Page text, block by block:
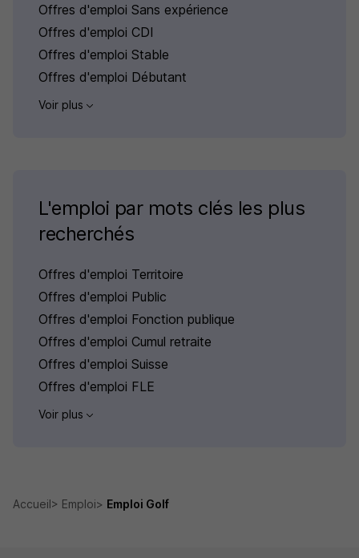
Offres d'emploi Sans expérience
Offres d'emploi CDI
Offres d'emploi Stable
Offres d'emploi Débutant
Voir plus
L'emploi par mots clés les plus
recherchés
Offres d'emploi Territoire
Offres d'emploi Public
Offres d'emploi Fonction publique
Offres d'emploi Cumul retraite
Offres d'emploi Suisse
Offres d'emploi FLE
Voir plus
Accueil Emploi Emploi Golf